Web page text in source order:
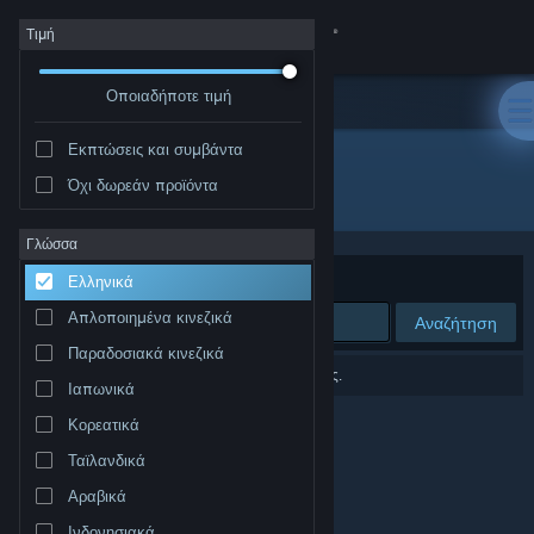
Σύνδεση
Κατάστημα
Σχετικά
Υποστήριξη
Αλλαγή γλώσσας
Προβολή ιστοσελίδας για υπολογιστές
Τιμή
Οποιαδήποτε τιμή
Εκπτώσεις και συμβάντα
Όχι δωρεάν προϊόντα
Γλώσσα
Ελληνικά
Απλοποιημένα κινεζικά
Παραδοσιακά κινεζικά
Ιαπωνικά
Κορεατικά
Ταϊλανδικά
Αραβικά
Δημιουργός: STUDIO PIERROT
Ταξινόμηση ανά
Αναζήτηση
0 αποτελέσματα ταιριάζουν με την αναζήτησή σας.